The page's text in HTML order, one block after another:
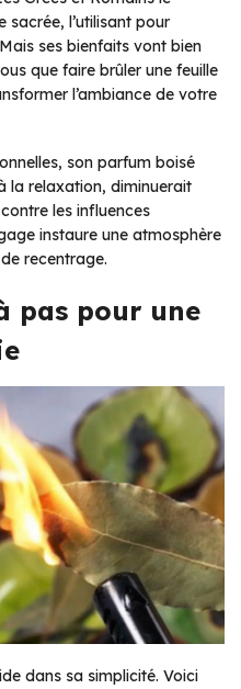
l’utilisant pour
ses bienfaits vont bien
que faire brûler une feuille
l’ambiance de votre
son parfum boisé
la relaxation, diminuerait
les influences
instaure une atmosphère
recentrage.
pas pour une
dans sa simplicité. Voici